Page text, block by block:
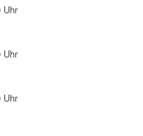
Uhr
Uhr
Uhr